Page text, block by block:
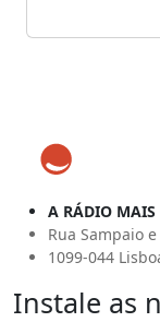
A RÁDIO MAIS
Rua Sampaio
1099-044
Instale as